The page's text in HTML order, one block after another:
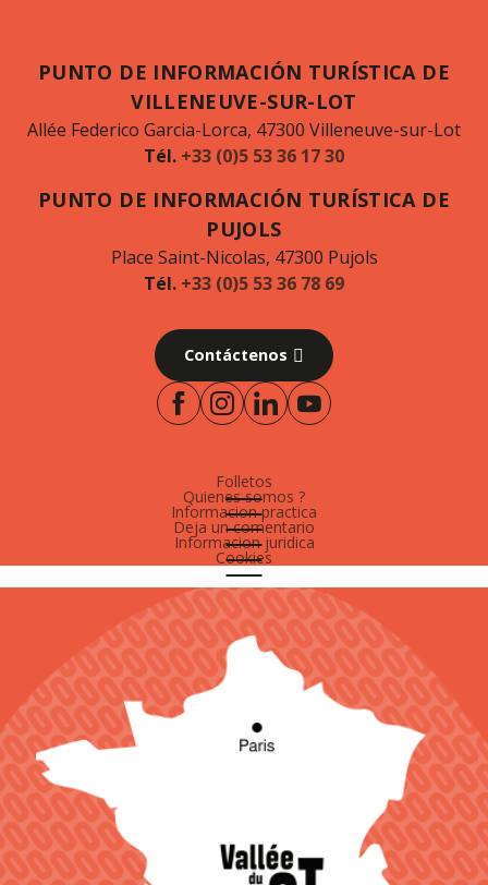
PUNTO DE INFORMACIÓN TURÍSTICA DE
VILLENEUVE-SUR-LOT
Allée Federico Garcia-Lorca, 47300 Villeneuve-sur-Lot
Tél. +33 (0)5 53 36 17 30
PUNTO DE INFORMACIÓN TURÍSTICA DE
PUJOLS
Place Saint-Nicolas, 47300 Pujols
Tél. +33 (0)5 53 36 78 69
Contáctenos
Folletos
Quienes somos ?
Informacion practica
Deja un comentario
Informacion juridica
Cookies